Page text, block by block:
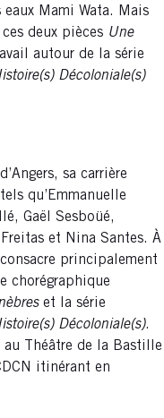
Mami Wata. Mais
deux pièces Une
autour de la série
Décoloniale(s)
sa carrière
qu’Emmanuelle
Gaël Sesboüé,
et Nina Santes. À
principalement
chorégraphique
et la série
Décoloniale(s).
au Théâtre de la Bastille
itinérant en